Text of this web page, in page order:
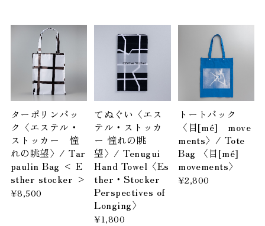
ターポリンバッ
ク〈エステル・
ストッカー 憧
れの眺望〉/ Tar
paulin Bag < E
sther stocker >
¥8,500
てぬぐい〈エス
テル・ストッカ
ー 憧れの眺
望〉/ Tenugui
Hand Towel〈Es
ther・Stocker
Perspectives of
Longing〉
¥1,800
トートバック
〈目[mé] move
ments〉/ Tote
Bag 〈目[mé]
movements〉
¥2,800